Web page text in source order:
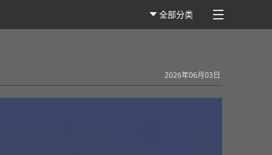
全部分类
2026年06月03日